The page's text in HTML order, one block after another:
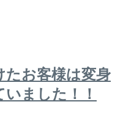
たお客様は変身
ました！！